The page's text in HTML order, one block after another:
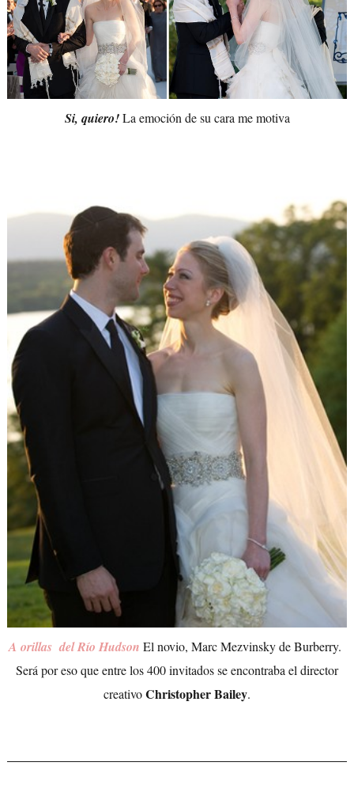
Si, quiero!La emoción de su cara me motiva
A orillas del Río Hudson El novio, Marc Mezvinsky de Burberry.
Será por eso que entre los 400 invitados se encontraba el director
creativoChristopher Bailey.